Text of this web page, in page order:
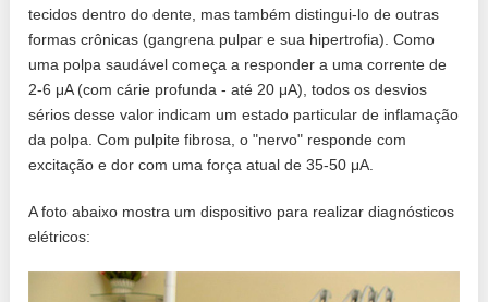
tecidos dentro do dente, mas também distingui-lo de outras
formas crônicas (gangrena pulpar e sua hipertrofia). Como
uma polpa saudável começa a responder a uma corrente de
2-6 μA (com cárie profunda - até 20 μA), todos os desvios
sérios desse valor indicam um estado particular de inflamação
da polpa. Com pulpite fibrosa, o "nervo" responde com
excitação e dor com uma força atual de 35-50 μA.
A foto abaixo mostra um dispositivo para realizar diagnósticos
elétricos: